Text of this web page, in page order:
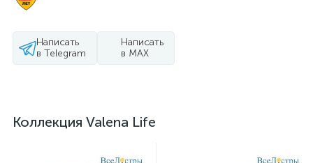
Написать
в Telegram
Написать
в MAX
Коллекция Valena Life